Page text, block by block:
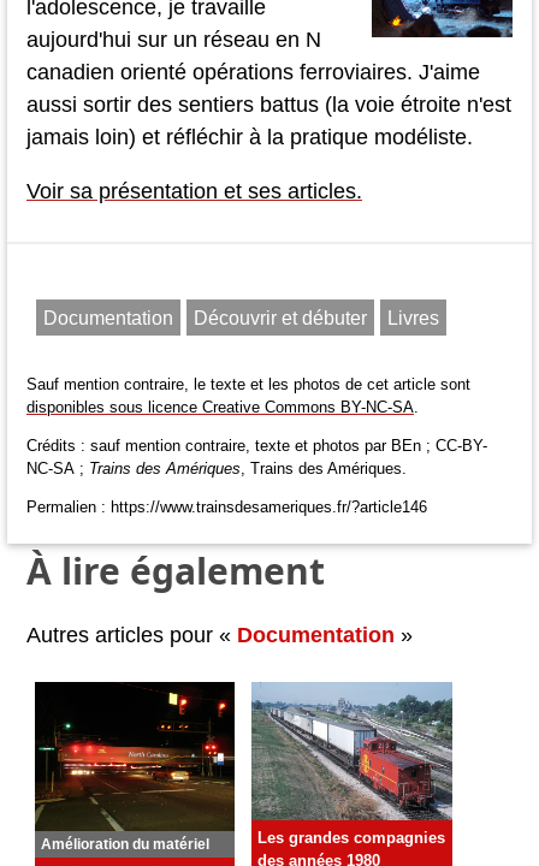
l'adolescence, je travaille
aujourd'hui sur un réseau en N
canadien orienté opérations ferroviaires. J'aime
aussi sortir des sentiers battus (la voie étroite n'est
jamais loin) et réfléchir à la pratique modéliste.
Voir sa présentation et ses articles.
Documentation Découvrir et débuter Livres
Sauf mention contraire, le texte et les photos de cet article sont
disponibles sous licence Creative Commons BY-NC-SA
Crédits : sauf mention contraire, texte et photos par BEn ; CC-BY-
NC-SA ; Trains des Amériques , Trains des Amériques.
Permalien : https://www.trainsdesameriques.fr/?article146
À lire également
Autres articles pour « Documentation »
Amélioration du matériel
Les grandes compagnies
des années 1980